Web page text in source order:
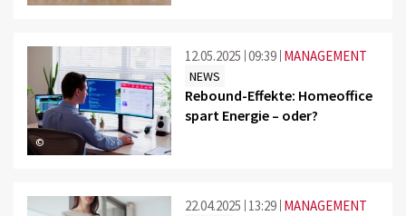
©
12.05.2025 09:39 MANAGEMENT
NEWS
Rebound-Effekte: Homeoffice
spart Energie – oder?
22.04.2025 13:29 MANAGEMENT